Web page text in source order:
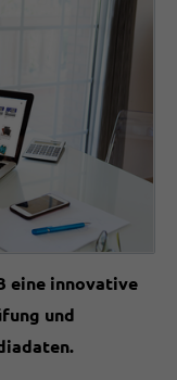
eine innovative
und